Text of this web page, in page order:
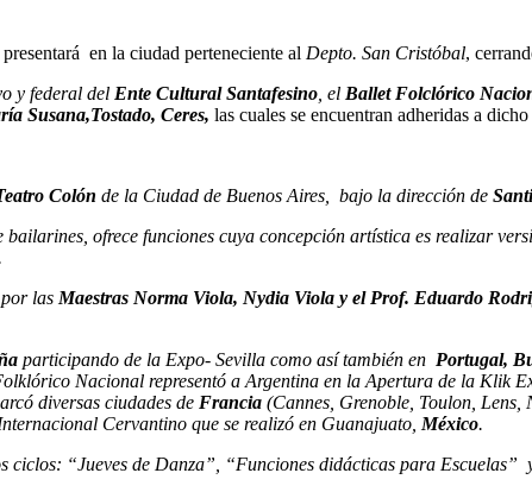
en la ciudad perteneciente al Depto. San Cristóbal,
y federal del Ente Cultural Santafesino , el Ballet Folclórico
Susana,Tostado, Ceres, las cuales se encuentran adheridas a
Colón de la Ciudad de Buenos Aires, bajo la dirección de
ofrece funciones cuya concepción artística es realizar
las Maestras Norma Viola, Nydia Viola y el Prof. Eduardo
participando de la Expo- Sevilla como así también en Portugal,
Nacional representó a Argentina en la Apertura de la Klik
diversas ciudades de Francia (Cannes, Grenoble, Toulon, Lens,
Cervantino que se realizó en Guanajuato, México.
“Jueves de Danza”, “Funciones didácticas para Escuelas”